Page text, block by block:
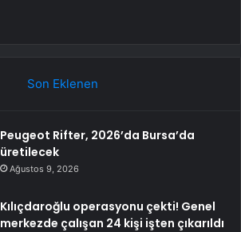
Son Eklenen
Peugeot Rifter, 2026’da Bursa’da
üretilecek
Ağustos 9, 2026
Kılıçdaroğlu operasyonu çekti! Genel
merkezde çalışan 24 kişi işten çıkarıldı